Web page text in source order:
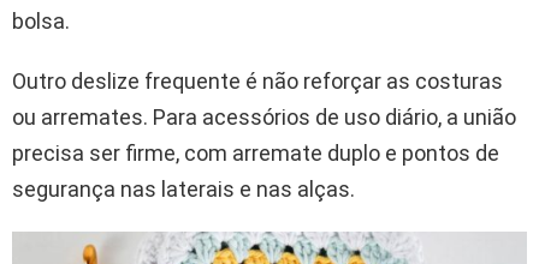
bolsa.
Outro deslize frequente é não reforçar as costuras
ou arremates. Para acessórios de uso diário, a união
precisa ser firme, com arremate duplo e pontos de
segurança nas laterais e nas alças.